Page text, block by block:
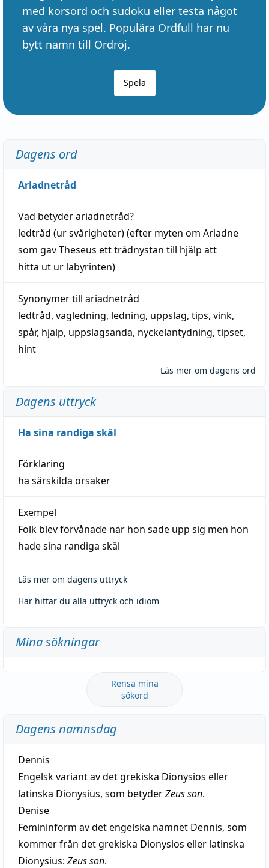
med korsord och sudoku eller testa något
av våra nya spel. Populära Ordfull har nu
bytt namn till Ordröj.
Spela
Dagens ord
Ariadnetråd
Vad betyderariadnetråd?
ledtråd (ur svårigheter) (efter myten om Ariadne
som gav Theseus ett trådnystan till hjälp att
hitta ut ur labyrinten)
Synonymer till ariadnetråd
ledtråd, vägledning, ledning, uppslag, tips, vink,
spår, hjälp, uppslagsända, nyckelantydning, tipset,
hint
Läs mer om dagens ord
Dagens uttryck
Ha sina randiga skäl
Förklaring
ha särskilda orsaker
Exempel
Folk blev förvånade när hon sade upp sig men hon
hade sina randiga skäl
Läs mer om dagens uttryck
Här hittar du alla uttryck och idiom
Mina sökningar
Rensa mina
sökord
Dagens namnsdag
Dennis
Engelsk variant av det grekiska Dionysios eller
latinska Dionysius, som betyderZeus son.
Denise
Femininform av det engelska namnet Dennis, som
kommer från det grekiska Dionysios eller latinska
Dionysius: Zeus son.